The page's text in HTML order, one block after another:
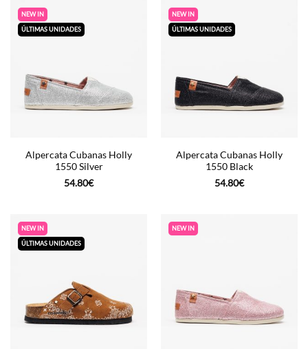
NEW IN
ÚLTIMAS UNIDADES
Alpercata Cubanas Holly
1550 Silver
54.80€
NEW IN
ÚLTIMAS UNIDADES
Alpercata Cubanas Holly
1550 Black
54.80€
NEW IN
ÚLTIMAS UNIDADES
NEW IN